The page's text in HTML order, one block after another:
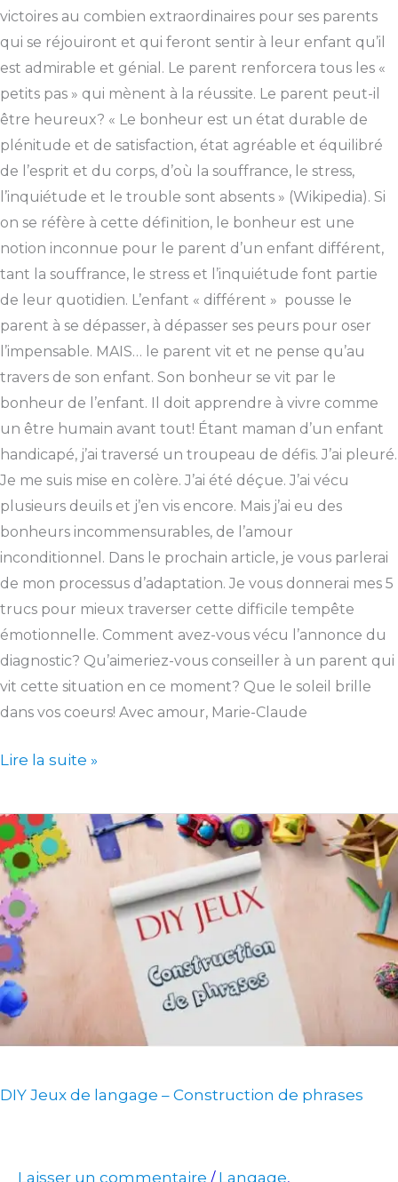
victoires au combien extraordinaires pour ses parents
qui se réjouiront et qui feront sentir à leur enfant qu’il
est admirable et génial. Le parent renforcera tous les «
petits pas » qui mènent à la réussite. Le parent peut-il
être heureux? « Le bonheur est un état durable de
plénitude et de satisfaction, état agréable et équilibré
de l’esprit et du corps, d’où la souffrance, le stress,
l’inquiétude et le trouble sont absents » (Wikipedia). Si
on se réfère à cette définition, le bonheur est une
notion inconnue pour le parent d’un enfant différent,
tant la souffrance, le stress et l’inquiétude font partie
de leur quotidien. L’enfant « différent » pousse le
parent à se dépasser, à dépasser ses peurs pour oser
l’impensable. MAIS… le parent vit et ne pense qu’au
travers de son enfant. Son bonheur se vit par le
bonheur de l’enfant. Il doit apprendre à vivre comme
un être humain avant tout! Étant maman d’un enfant
handicapé, j’ai traversé un troupeau de défis. J’ai pleuré.
Je me suis mise en colère. J’ai été déçue. J’ai vécu
plusieurs deuils et j’en vis encore. Mais j’ai eu des
bonheurs incommensurables, de l’amour
inconditionnel. Dans le prochain article, je vous parlerai
de mon processus d’adaptation. Je vous donnerai mes 5
trucs pour mieux traverser cette difficile tempête
émotionnelle. Comment avez-vous vécu l’annonce du
diagnostic? Qu’aimeriez-vous conseiller à un parent qui
vit cette situation en ce moment? Que le soleil brille
dans vos coeurs! Avec amour, Marie-Claude
Lire la suite »
DIY Jeux de langage – Construction de phrases
Laisser un commentaire / Langage,
DIY
Jeux
de
langage
–
Construction
de
phrases